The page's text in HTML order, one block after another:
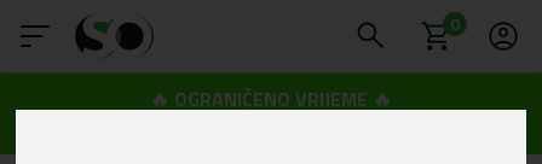
0
🔥 OGRANIČENO VRIJEME 🔥